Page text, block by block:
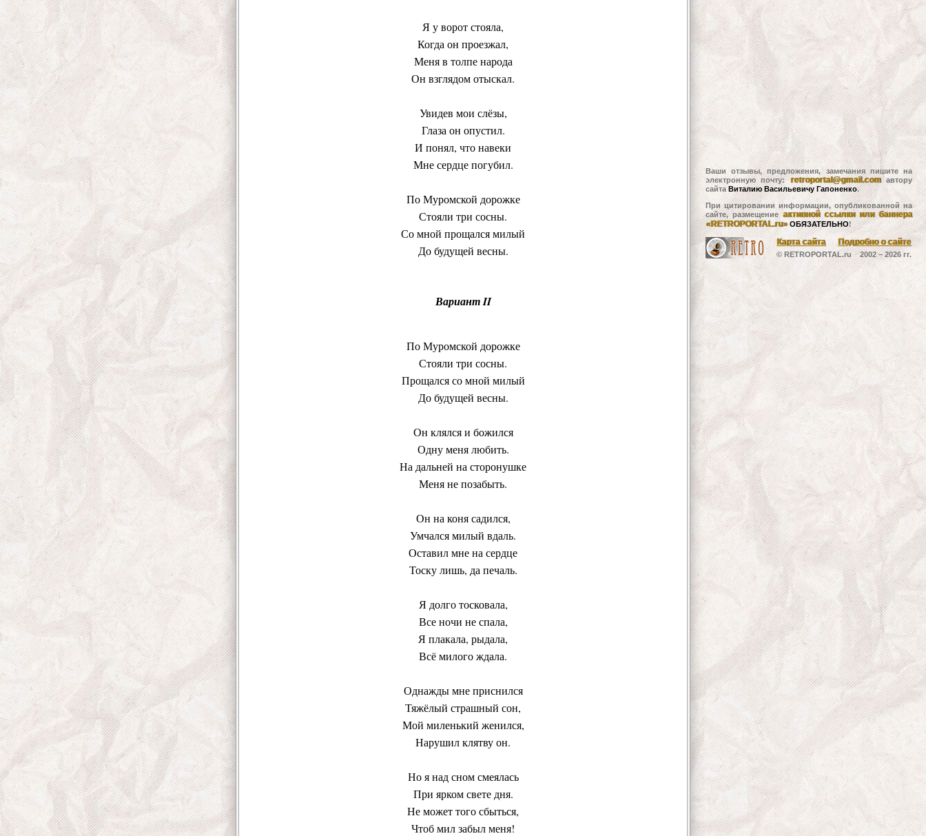
Я у ворот стояла,
Когда он проезжал,
Меня в толпе народа
Он взглядом отыскал.
Увидев мои слёзы,
Глаза он опустил.
И понял, что навеки
Мне сердце погубил.
По Муромской дорожке
Стояли три сосны.
Со мной прощался милый
До будущей весны.
Вариант II
По Муромской дорожке
Стояли три сосны.
Прощался со мной милый
До будущей весны.
Он клялся и божился
Одну меня любить.
На дальней на сторонушке
Меня не позабыть.
Он на коня садился,
Умчался милый вдаль.
Оставил мне на сердце
Тоску лишь, да печаль.
Я долго тосковала,
Все ночи не спала,
Я плакала, рыдала,
Всё милого ждала.
Однажды мне приснился
Тяжёлый страшный сон,
Мой миленький женился,
Нарушил клятву он.
Но я над сном смеялась
При ярком свете дня.
Не может того сбыться,
Чтоб мил забыл меня!
Ваши отзывы, предложения, замечания пишите на
электронную почту:retroportal@gmail.comавтору
сайтаВиталию Васильевичу Гапоненко.
При цитировании информации, опубликованной на
сайте, размещениеактивной ссылки или баннера
«RETROPORTAL.ru» ОБЯЗАТЕЛЬНО!
Карта сайта Подробно о сайте
© RETROPORTAL.ru 2002 –2026 гг.